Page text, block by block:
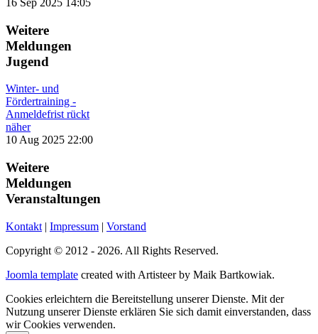
16 Sep 2025 14:05
Weitere
Meldungen
Jugend
Winter- und
Fördertraining -
Anmeldefrist rückt
näher
10 Aug 2025 22:00
Weitere
Meldungen
Veranstaltungen
Kontakt | Impressum | Vorstand
Copyright © 2012 - 2026. All Rights Reserved.
Joomla template created with Artisteer by Maik Bartkowiak.
Cookies erleichtern die Bereitstellung unserer Dienste. Mit der
Nutzung unserer Dienste erklären Sie sich damit einverstanden, dass
wir Cookies verwenden.